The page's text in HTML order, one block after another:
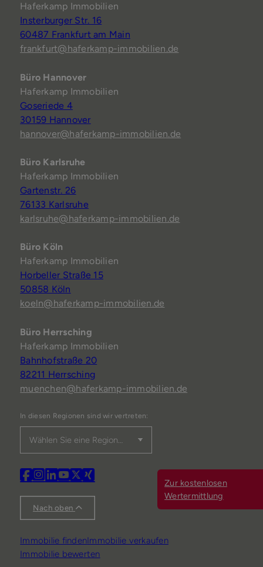
Zur kostenlosen
Wertermittlung
Haferkamp Immobilien
Insterburger Str. 16
60487 Frankfurt am Main
frankfurt@haferkamp-immobilien.de
Büro Hannover
Haferkamp Immobilien
Goseriede 4
30159 Hannover
hannover@haferkamp-immobilien.de
Büro Karlsruhe
Haferkamp Immobilien
Gartenstr. 26
76133 Karlsruhe
karlsruhe@haferkamp-immobilien.de
Büro Köln
Haferkamp Immobilien
Horbeller Straße 15
50858 Köln
koeln@haferkamp-immobilien.de
Büro Herrsching
Haferkamp Immobilien
Bahnhofstraße 20
82211 Herrsching
muenchen@haferkamp-immobilien.de
In diesen Regionen sind wir vertreten:
Nach oben
Immobilie finden Immobilie verkaufen
Immobilie bewerten